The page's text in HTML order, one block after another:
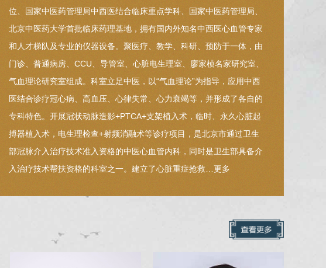
位、国家中医药管理局中西医结合临床重点学科、国家中医药管理局、
北京中医药大学首批临床药理基地，拥有国内外知名中西医心血管专家
和人才梯队及专业的仪器设备。聚医疗、教学、科研、预防于一体，由
门诊、普通病房、CCU、导管室、心脏电生理室、廖家桢名家研究室、
气血理论研究室组成。科室立足中医，以“气血理论”为指导，应用中西
医结合诊疗冠心病、高血压、心律失常、心力衰竭等，并形成了各自的
专科特色。开展冠状动脉造影+PTCA+支架植入术，临时、永久心脏起
搏器植入术，电生理检查+射频消融术等诊疗项目，是北京市通过卫生
部冠脉介入治疗技术准入资格的中医心血管内科，同时是卫生部具备介
入治疗技术帮扶资格的科室之一。建立了心脏重症抢救… 更多